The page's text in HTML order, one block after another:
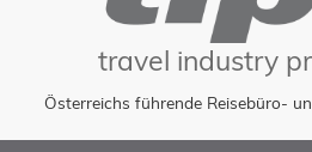
travel industry
Österreichs führende Reisebüro-